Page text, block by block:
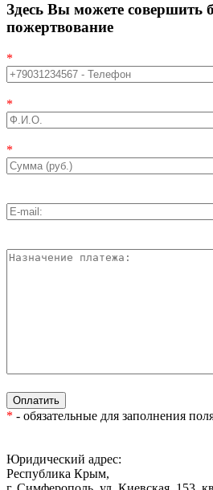
Здесь Вы можете совершить
пожертвование
*
*
*
* - обязательные для заполнения
Юридический адрес:
Республика Крым,